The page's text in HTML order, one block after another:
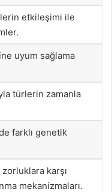
etkileşimi ile
uyum sağlama
türlerin zamanla
farklı genetik
karşı
mekanizmaları.